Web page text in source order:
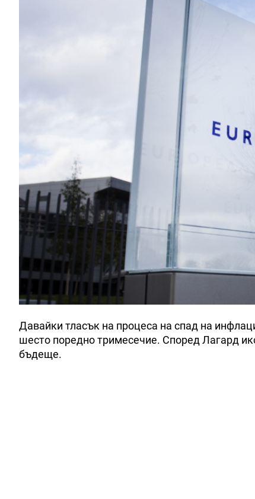
Давайки тласък на процеса на спад на
шесто поредно тримесечие. Според Лагард
бъдеще.